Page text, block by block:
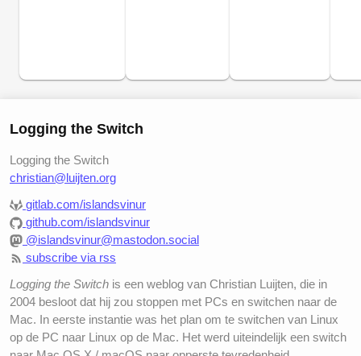
Logging the Switch
Logging the Switch
christian@luijten.org
gitlab.com/islandsvinur
github.com/islandsvinur
@islandsvinur@mastodon.social
subscribe via rss
Logging the Switch is een weblog van Christian Luijten, die in
2004 besloot dat hij zou stoppen met PCs en switchen naar de
Mac. In eerste instantie was het plan om te switchen van Linux
op de PC naar Linux op de Mac. Het werd uiteindelijk een switch